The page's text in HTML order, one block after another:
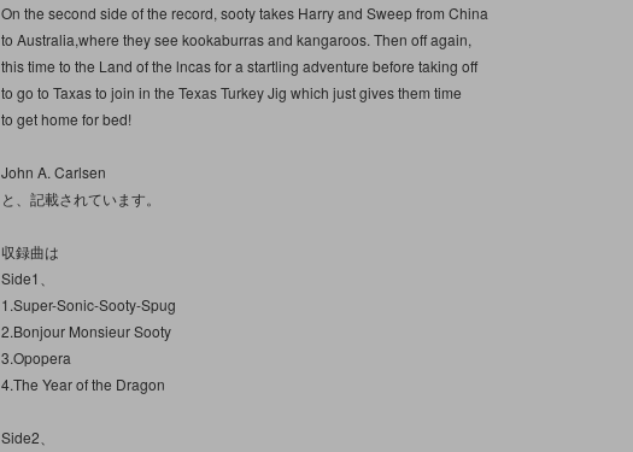
On the second side of the record, sooty takes Harry and Sweep from China
to Australia,where they see kookaburras and kangaroos. Then off again,
this time to the Land of the lncas for a startling adventure before taking off
to go to Taxas to join in the Texas Turkey Jig which just gives them time
to get home for bed!
John A. Carlsen
と、記載されています。
収録曲は
Side1、
1.Super-Sonic-Sooty-Spug
2.Bonjour Monsieur Sooty
3.Opopera
4.The Year of the Dragon
Side2、